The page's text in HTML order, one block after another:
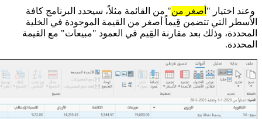
وعند اختيار " أصغر من" من القائمة مثلاً، سيحدد البرنامج كافة
الأسطر التي تتضمن قِيماً أصغر من القيمة الموجودة في الخلية
المحددة، وذلك بعد مقارنة القِيم في العمود "مبيعات" مع القيمة
المحددة.